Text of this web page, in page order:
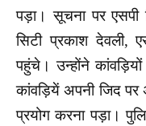
पड़ा। सूचना पर एसपी
सिटी प्रकाश देवली,
पहुंचे। उन्होंने
कांवड़ियें अपनी जिद
प्रयोग करना पड़ा।